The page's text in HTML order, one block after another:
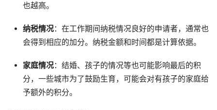
也越高。
纳税情况：在工作期间纳税情况良好的申请者，通常也
会得到相应的加分。纳税金额和时间都是计算依据。
家庭情况：结婚、孩子的情况等也可能影响最后的积
分，一些城市为了鼓励生育，可能会对有孩子的家庭给
予额外的积分。